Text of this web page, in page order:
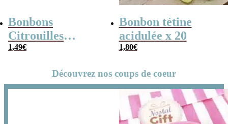
Bonbons
Citrouilles
Fourrés Poudre
Halloween –
Fabriqué en
1,49€
Bonbon tétine
acidulée x 20
1,80€
Découvrez nos coups de coeur